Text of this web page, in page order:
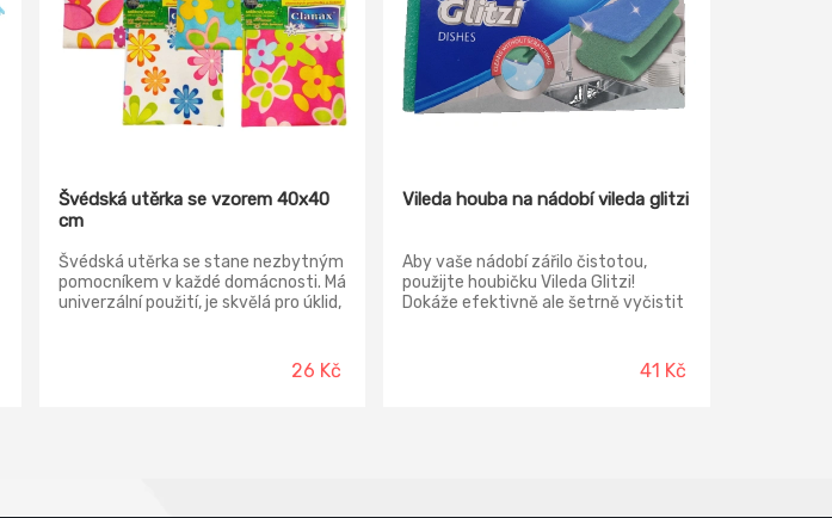
Švédská utěrka se vzorem 40x40
cm
Švédská utěrka se stane nezbytným
pomocníkem v každé domácnosti. Má
univerzální použití, je skvělá pro úklid,
zrcadla, obrazovky i na nábytek. Má
snadnou údržbu, je rychleschnoucí a
26 Kč
Vileda houba na nádobí vileda glitzi
Aby vaše nádobí zářilo čistotou,
použijte houbičku Vileda Glitzi!
Dokáže efektivně ale šetrně vyčistit
abrazivní vrstva umožňuje jemné a
rychlé odstranění nečistot, zelená
41 Kč